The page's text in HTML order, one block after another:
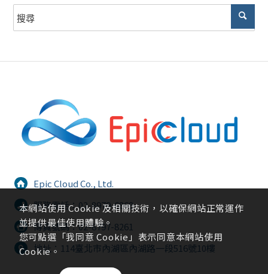
Epic Cloud Co., Ltd.
服務電話：02-8979-6868
傳真號碼：02-8797-8261
地址：114臺北市內湖區內湖路一段516號10樓
本網站使用 Cookie 及相關技術，以確保網站正常運作
並提供最佳使用體驗。
您可點選「我同意 Cookie」表示同意本網站使用
Cookie。